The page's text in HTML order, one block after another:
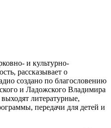
и культурно-
рассказывает о
создано по благословению
и Ладожского Владимира
литературные,
передачи для детей и